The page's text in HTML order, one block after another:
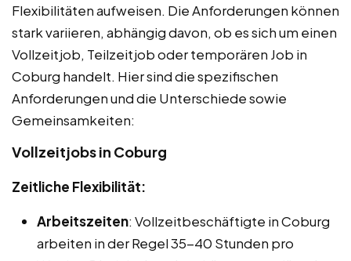
Flexibilitäten aufweisen. Die Anforderungen können
stark variieren, abhängig davon, ob es sich um einen
Vollzeitjob, Teilzeitjob oder temporären Job in
Coburg handelt. Hier sind die spezifischen
Anforderungen und die Unterschiede sowie
Gemeinsamkeiten:
Vollzeitjobs in Coburg
Zeitliche Flexibilität:
Arbeitszeiten: Vollzeitbeschäftigte in Coburg
arbeiten in der Regel 35-40 Stunden pro